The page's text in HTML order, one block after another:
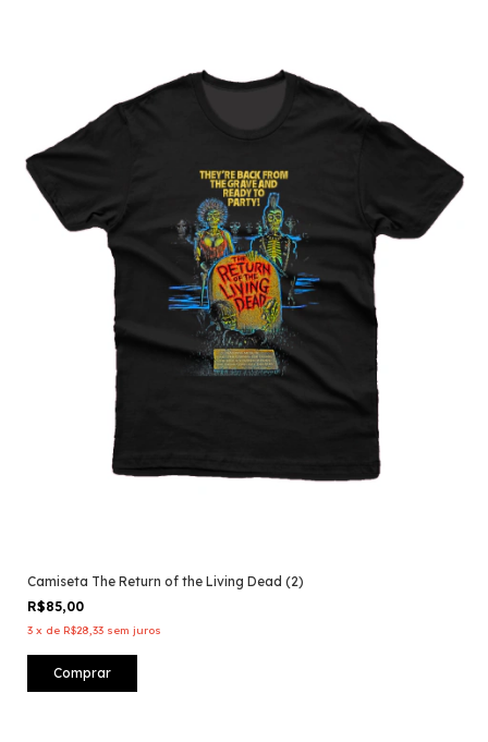
Camiseta The Return of the Living Dead (2)
R$85,00
3 x de R$28,33 sem juros
Comprar